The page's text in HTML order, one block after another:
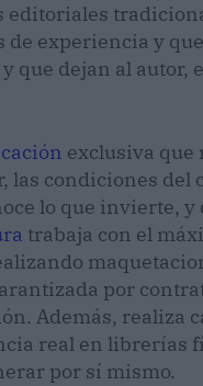
editoriales
experiencia y
dejan al autor,
exclusiva que
condiciones del
lo que invierte, y
trabaja con el
por
Además, realiza
real en librerías
por sí mismo.